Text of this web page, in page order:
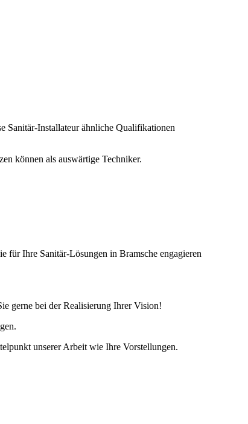
Sanitär-Installateur ähnliche Qualifikationen
können als auswärtige Techniker.
für Ihre Sanitär-Lösungen in Bramsche engagieren
gerne bei der Realisierung Ihrer Vision!
unserer Arbeit wie Ihre Vorstellungen.